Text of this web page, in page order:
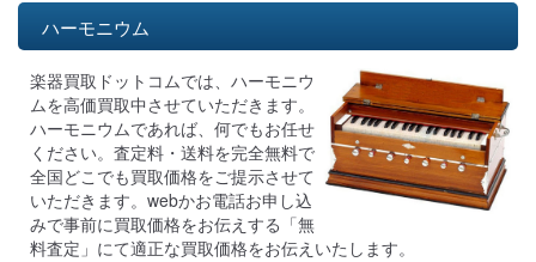
ハーモニウム
楽器買取ドットコムでは、ハーモニウ
ムを高価買取中させていただきます。
ハーモニウムであれば、何でもお任せ
ください。査定料・送料を完全無料で
全国どこでも買取価格をご提示させて
いただきます。webかお電話お申し込
みで事前に買取価格をお伝えする「無
料査定」にて適正な買取価格をお伝えいたします。